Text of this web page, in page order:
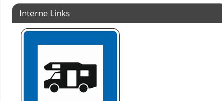
Interne Links